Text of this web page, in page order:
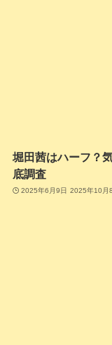
堀田茜はハーフ？
底調査
2025年6月9日 2025年10月